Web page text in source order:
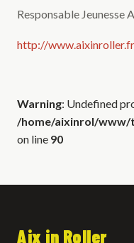
Responsable Jeunesse
http://
Warning: Undefined
/home/aixinrol/
on line 90
Aix in Roller